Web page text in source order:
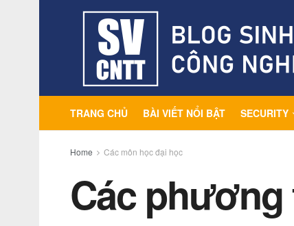
TRANG CHỦ BÀI VIẾT NỔI BẬT SECURITY
Home Các môn học đại học
Các phương